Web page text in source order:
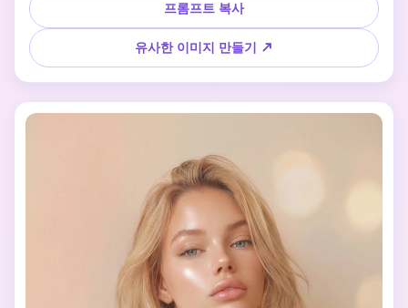
프롬프트 복사
유사한 이미지 만들기 ↗